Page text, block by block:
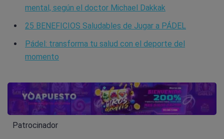
mental, según el doctor Michael Dakkak
25 BENEFICIOS Saludables de Jugar a PÁDEL
Pádel: transforma tu salud con el deporte del
momento
Patrocinador